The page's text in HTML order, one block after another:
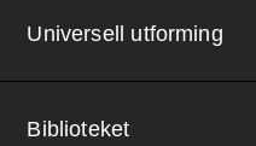
Universell utforming
Biblioteket